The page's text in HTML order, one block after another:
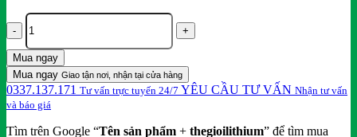
Sạc
ô
tô
điện
di
động
DC
20/30kw
Mua ngay
Mua ngay Giao tận nơi, nhận tại cửa hàng
0337.137.171 Tư vấn trực tuyến 24/7 YÊU CẦU TƯ VẤN Nhận tư vấn
và báo giá
Tìm trên Google “Tên sản phẩm + thegioilithium” để tìm mua